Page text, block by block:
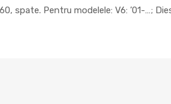
spate. Pentru modelele: V6: ’01-…;